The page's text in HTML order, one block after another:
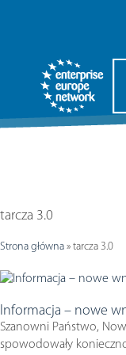
tarcza 3.0
Strona główna » tarcza 3.0
Informacja – nowe
Szanowni Państwo,
spowodowały